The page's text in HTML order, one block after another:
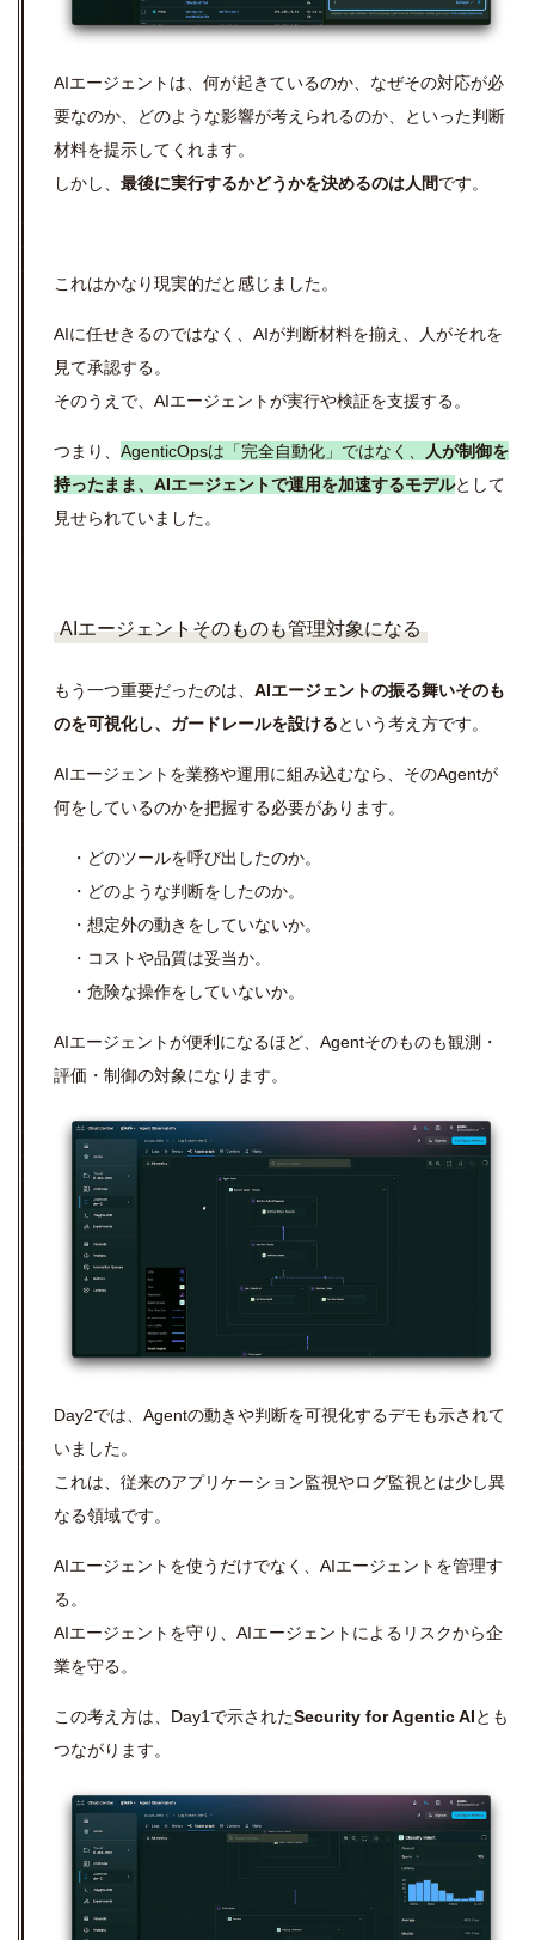
AIエージェントは、何が起きているのか、なぜその対応が必
要なのか、どのような影響が考えられるのか、といった判断
材料を提示してくれます。
しかし、 最後に実行するかどうかを決めるのは人間です。
これはかなり現実的だと感じました。
AIに任せきるのではなく、 AIが判断材料を揃え、人がそれを
見て承認する。
そのうえで、AIエージェントが実行や検証を支援する。
つまり、 AgenticOpsは「完全自動化」ではなく、
人が制御を
持ったまま、AIエージェントで運用を加速するモデルとして
見せられていました。
AIエージェントそのものも管理対象になる
もう一つ重要だったのは、 AIエージェントの振る舞いそのも
のを可視化し、ガードレールを設けるという考え方です。
AIエージェントを業務や運用に組み込むなら、そのAgentが
何をしているのかを把握する必要があります。
・どのツールを呼び出したのか。
・どのような判断をしたのか。
・想定外の動きをしていないか。
・コストや品質は妥当か。
・危険な操作をしていないか。
AIエージェントが便利になるほど、 Agentそのものも観測・
評価・制御の対象になります。
Day2では、 Agentの動きや判断を可視化するデモも示されて
いました。
これは、従来のアプリケーション監視やログ監視とは少し異
なる領域です。
AIエージェントを使うだけでなく、AIエージェントを管理す
る。
AIエージェントを守り、AIエージェントによるリスクから企
業を守る。
この考え方は、 Day1 で示されたSecurity for Agentic AIとも
つながります。